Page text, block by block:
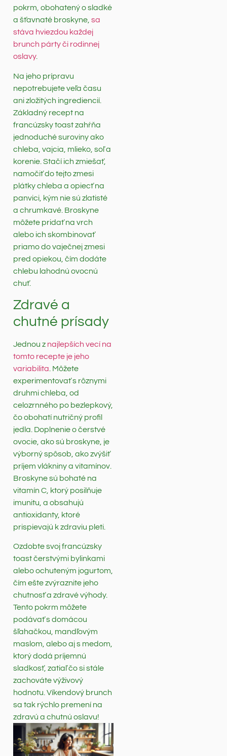
pokrm, obohatený o sladké
a šťavnaté broskyne, sa
stáva hviezdou každej
brunch párty či rodinnej
oslavy.
Na jeho prípravu
nepotrebujete veľa času
ani zložitých ingrediencií.
Základný recept na
francúzsky toast zahŕňa
jednoduché suroviny ako
chleba, vajcia, mlieko, soľ a
korenie. Stačí ich zmiešať,
namočiť do tejto zmesi
plátky chleba a opiecť na
panvici, kým nie sú zlatisté
a chrumkavé. Broskyne
môžete pridať na vrch
alebo ich skombinovať
priamo do vaječnej zmesi
pred opiekou, čím dodáte
chlebu lahodnú ovocnú
chuť.
Zdravé a
chutné prísady
Jednou z najlepších vecí na
tomto recepte je jeho
variabilita . Môžete
experimentovať s rôznymi
druhmi chleba, od
celozrnného po bezlepkový,
čo obohatí nutričný profil
jedla. Doplnenie o čerstvé
ovocie, ako sú broskyne, je
výborný spôsob, ako zvýšiť
príjem vlákniny a vitamínov.
Broskyne sú bohaté na
vitamín C, ktorý posilňuje
imunitu, a obsahujú
antioxidanty, ktoré
prispievajú k zdraviu pleti.
Ozdobte svoj francúzsky
toast čerstvými bylinkami
alebo ochuteným jogurtom,
čím ešte zvýraznite jeho
chutnosť a zdravé výhody.
Tento pokrm môžete
podávať s domácou
šľahačkou, mandľovým
maslom, alebo aj s medom,
ktorý dodá príjemnú
sladkosť, zatiaľ čo si stále
zachováte výživový
hodnotu. Víkendový brunch
sa tak rýchlo premení na
zdravú a chutnú oslavu!